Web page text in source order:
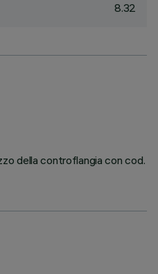
8.32
della controflangia con cod.